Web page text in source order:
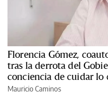
Florencia Gómez,
tras la derrota del
conciencia de cuidar lo
Mauricio Caminos